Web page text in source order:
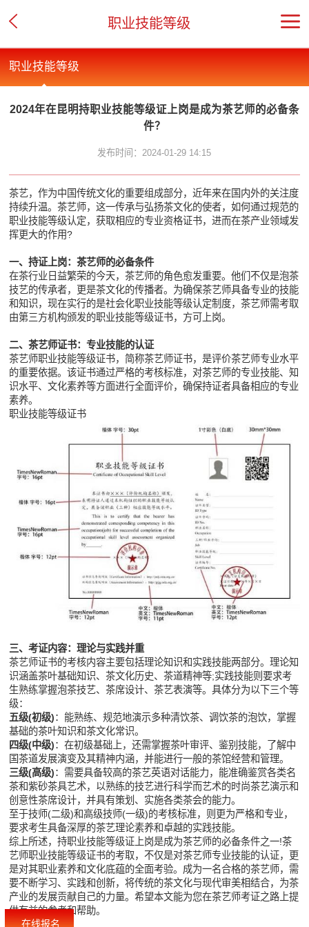
职业技能等级
职业技能等级
2024年在昆明持职业技能等级证上岗是成为茶艺师的必备条
件？
发布时间：2024-01-29 14:15
茶艺，作为中国传统文化的重要组成部分，近年来在国内外的关注度
持续升温。茶艺师，这一传承与弘扬茶文化的使者，如何通过规范的
职业技能等级认定，获取相应的专业资格证书，进而在茶产业领域发
挥更大的作用?
一、持证上岗：茶艺师的必备条件
在茶行业日益繁荣的今天，茶艺师的角色愈发重要。他们不仅是泡茶
技艺的传承者，更是茶文化的传播者。为确保茶艺师具备专业的技能
和知识，现在实行的是社会化职业技能等级认定制度，茶艺师需考取
由第三方机构颁发的职业技能等级证书，方可上岗。
二、茶艺师证书：专业技能的认证
茶艺师职业技能等级证书，简称茶艺师证书，是评价茶艺师专业水平
的重要依据。该证书通过严格的考核标准，对茶艺师的专业技能、知
识水平、文化素养等方面进行全面评价，确保持证者具备相应的专业
素养。
职业技能等级证书
三、考证内容：理论与实践并重
茶艺师证书的考核内容主要包括理论知识和实践技能两部分。理论知
识涵盖茶叶基础知识、茶文化历史、茶道精神等;实践技能则要求考
生熟练掌握泡茶技艺、茶席设计、茶艺表演等。具体分为以下三个等
级：
五级(初级)：能熟练、规范地演示多种清饮茶、调饮茶的泡饮，掌握
基础的茶叶知识和茶文化常识。
四级(中级)：在初级基础上，还需掌握茶叶审评、鉴别技能，了解中
国茶道发展演变及其精神内涵，并能进行一般的茶馆经营和管理。
三级(高级)：需要具备较高的茶艺英语对话能力，能准确鉴赏各类名
茶和紫砂茶具艺术，以熟练的技艺进行科学而艺术的时尚茶艺演示和
创意性茶席设计，并具有策划、实施各类茶会的能力。
至于技师(二级)和高级技师(一级)的考核标准，则更为严格和专业，
要求考生具备深厚的茶艺理论素养和卓越的实践技能。
综上所述，持职业技能等级证上岗是成为茶艺师的必备条件之一!茶
艺师职业技能等级证书的考取，不仅是对茶艺师专业技能的认证，更
是对其职业素养和文化底蕴的全面考验。成为一名合格的茶艺师，需
要不断学习、实践和创新，将传统的茶文化与现代审美相结合，为茶
产业的发展贡献自己的力量。希望本文能为您在茶艺师考证之路上提
供有益的参考和帮助。
在线报名